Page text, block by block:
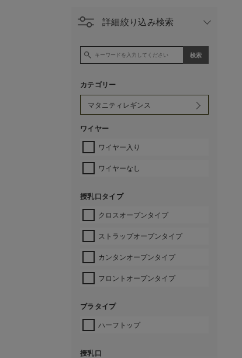
詳細絞り込み検索
カテゴリー
ワイヤー
ワイヤー入り
ワイヤーなし
授乳口タイプ
クロスオープンタイプ
ストラップオープンタイプ
カンタンオープンタイプ
フロントオープンタイプ
ブラタイプ
ハーフトップ
授乳口